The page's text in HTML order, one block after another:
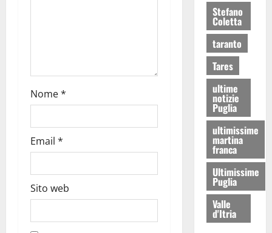
Nome*
Email *
Sito web
Stefano
Coletta
taranto
Tares
ultime
notizie
Puglia
ultimissime
martina
franca
Ultimissime
Puglia
Valle
d'Itria